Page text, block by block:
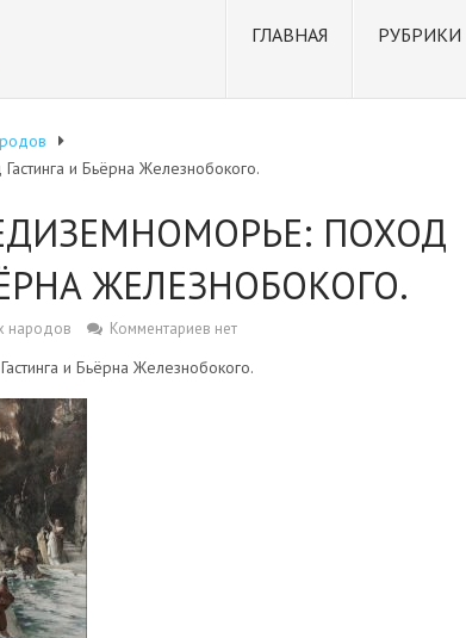
ГЛАВНАЯ РУБРИКИ
и Бьёрна Железнобокого.
ПОХОД
ЖЕЛЕЗНОБОКОГО.
народов Комментариев нет
и Бьёрна Железнобокого.